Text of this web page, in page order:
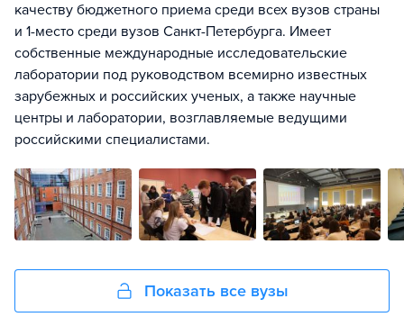
качеству бюджетного приема среди всех вузов страны
и 1-место среди вузов Санкт-Петербурга. Имеет
собственные международные исследовательские
лаборатории под руководством всемирно известных
зарубежных и российских ученых, а также научные
центры и лаборатории, возглавляемые ведущими
российскими специалистами.
Показать все вузы